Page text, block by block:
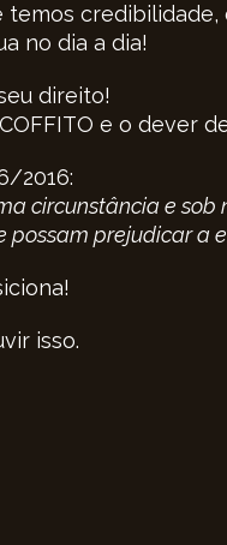
temos
no dia a dia!
direito!
e o dever
2016:
circunstância e
prejudicar a
isso.